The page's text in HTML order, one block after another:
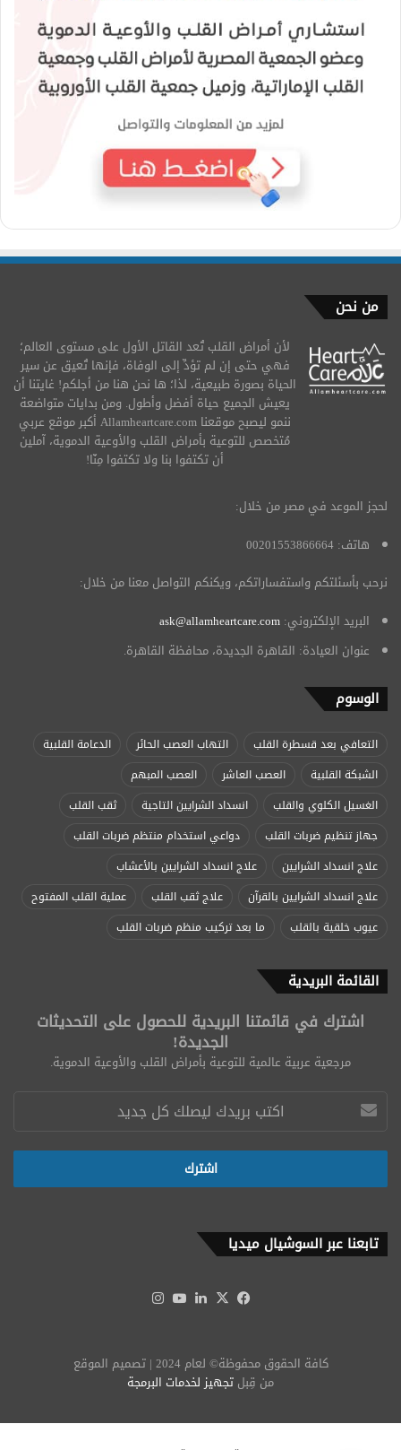
من نحن
لأن أمراض القلب تُعد القاتل الأول على مستوى العالم؛
فهي حتى إن لم تؤدِّ إلى الوفاة، فإنها تُعيق عن سير
الحياة بصورة طبيعية، لذا؛ ها نحن هنا من أجلكم! غايتنا أن
يعيش الجميع حياة أفضل وأطول. ومن بدايات متواضعة
ننمو ليصبح موقعنا Allamheartcare.com أكبر موقع عربي
مُتخصص للتوعية بأمراض القلب والأوعية الدموية، آملين
أن تكتفوا بنا ولا تكتفوا مِنّا!
لحجز الموعد في مصر من خلال:
هاتف: 00201553866664
نرحب بأسئلتكم واستفساراتكم، ويكنكم التواصل معنا من خلال:
البريد الإلكتروني: ask@allamheartcare.com
عنوان العيادة: القاهرة الجديدة، محافظة القاهرة.
الوسوم
التعافي بعد قسطرة القلب التهاب العصب الحائر
الدعامة القلبية
الشبكة القلبية
العصب العاشر
العصب المبهم
الغسيل الكلوي والقلب
انسداد الشرايين التاجية
ثقب القلب
جهاز تنظيم ضربات القلب
دواعي استخدام منتظم ضربات القلب
علاج انسداد الشرايين
علاج انسداد الشرايين بالأعشاب
علاج انسداد الشرايين بالقرآن
علاج ثقب القلب
عملية القلب المفتوح
عيوب خلقية بالقلب
ما بعد تركيب منظم ضربات القلب
القائمة البريدية
اشترك في قائمتنا البريدية للحصول على التحديثات
الجديدة!
مرجعية عربية عالمية للتوعية بأمراض القلب والأوعية الدموية.
تابعنا عبر السوشيال ميديا
فيسبوك
‫X لينكدإن‫YouTube
كافة الحقوق محفوظة© لعام 2024 | تصميم الموقع
من قِبل تجهيز لخدمات البرمجة